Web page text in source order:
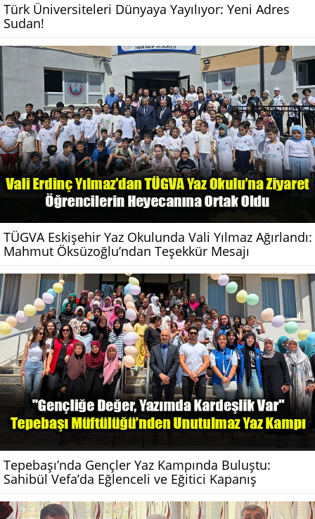
Türk Üniversiteleri Dünyaya Yayılıyor: Yeni Adres
Sudan!
TÜGVA Eskişehir Yaz Okulunda Vali Yılmaz Ağırlandı:
Mahmut Öksüzoğlu’ndan Teşekkür Mesajı
Tepebaşı’nda Gençler Yaz Kampında Buluştu:
Sahibül Vefa’da Eğlenceli ve Eğitici Kapanış